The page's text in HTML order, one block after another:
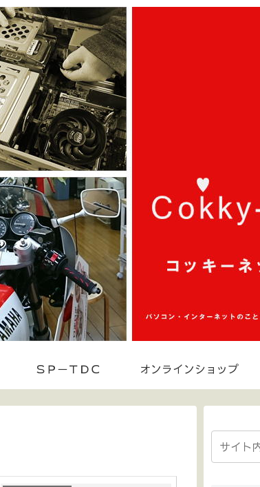
ＳＰ－ＴＤＣ オンラインショップ